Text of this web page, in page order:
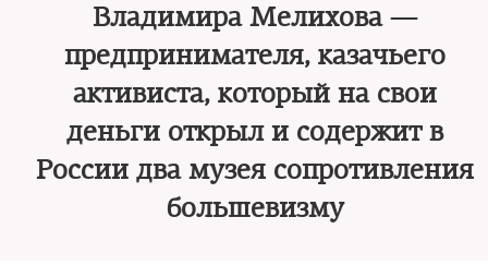
Владимира Мелихова —
предпринимателя, казачьего
активиста, который на свои
деньги открыл и содержит в
России два музея сопротивления
большевизму